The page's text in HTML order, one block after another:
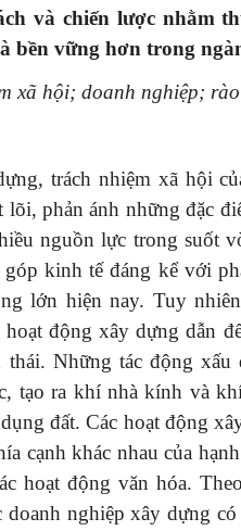
và chiến lược nhằm
bền vững hơn trong
xã hội; doanh nghiệp;
trách nhiệm xã hội
phản ánh những đặc
nguồn lực trong suốt
kinh tế đáng kể với
lớn hiện nay. Tuy
động xây dựng dẫn
Những tác động
tạo ra khí nhà kính và
đất. Các hoạt động
cạnh khác nhau của
hoạt động văn hóa.
nghiệp xây dựng